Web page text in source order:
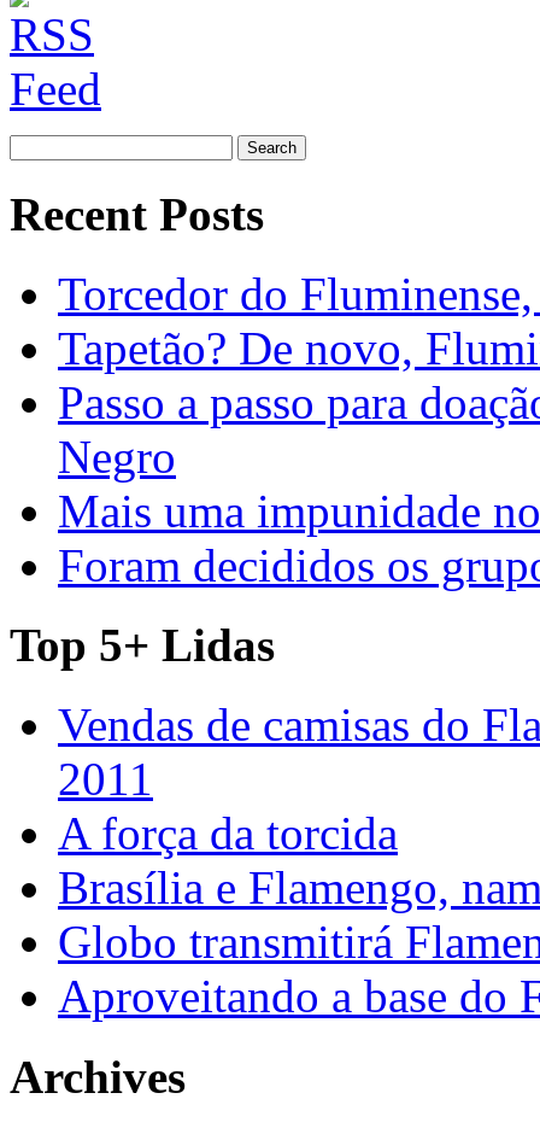
for:
Recent Posts
Torcedor do
Tapetão? De novo,
Passo a passo para
Negro
Mais uma impunidade
Foram decididos os
Top 5+ Lidas
Vendas de camisas do
2011
A força da torcida
Brasília e Flamengo,
Globo transmitirá
Aproveitando a base do
Archives